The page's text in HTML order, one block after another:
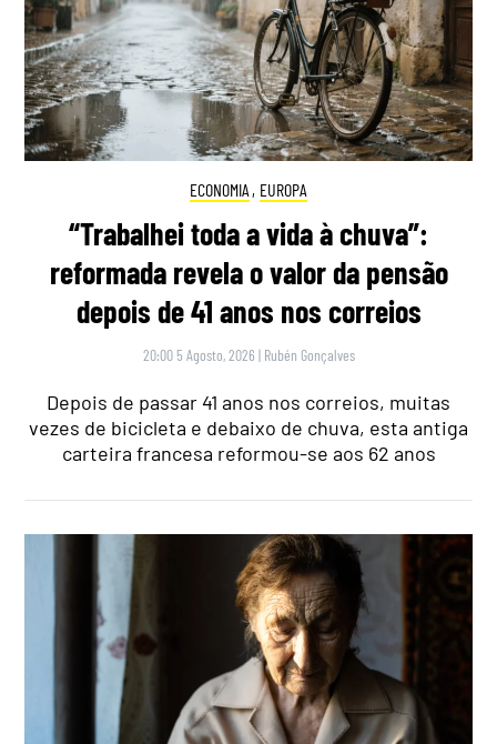
ECONOMIA , EUROPA
“Trabalhei toda a vida à chuva”:
reformada revela o valor da pensão
depois de 41 anos nos correios
20:00 5 Agosto, 2026 | Rubén Gonçalves
Depois de passar 41 anos nos correios, muitas
vezes de bicicleta e debaixo de chuva, esta antiga
carteira francesa reformou-se aos 62 anos